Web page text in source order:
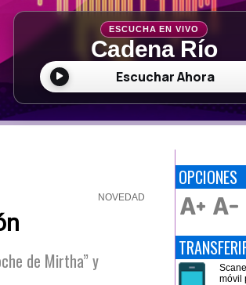
ESCUCHA EN VIVO
Cadena Río
Escuchar Ahora
NOVEDAD
de Mirtha” y
OPCIONES
móvil